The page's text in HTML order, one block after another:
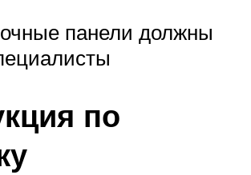
панели должны
по